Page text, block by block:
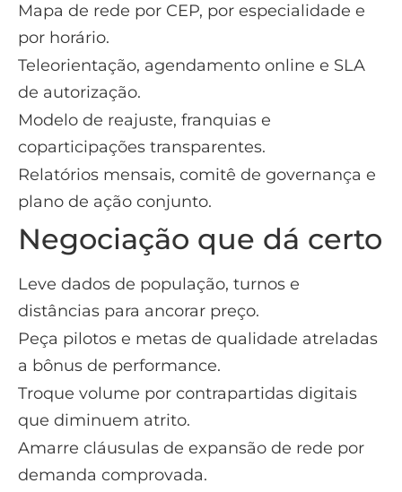
Mapa de rede por CEP, por especialidade e
por horário.
Teleorientação, agendamento online e SLA
de autorização.
Modelo de reajuste, franquias e
coparticipações transparentes.
Relatórios mensais, comitê de governança e
plano de ação conjunto.
Negociação que dá certo
Leve dados de população, turnos e
distâncias para ancorar preço.
Peça pilotos e metas de qualidade atreladas
a bônus de performance.
Troque volume por contrapartidas digitais
que diminuem atrito.
Amarre cláusulas de expansão de rede por
demanda comprovada.